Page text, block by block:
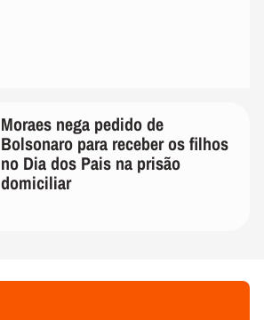
Moraes nega pedido de
Bolsonaro para receber os filhos
no Dia dos Pais na prisão
domiciliar